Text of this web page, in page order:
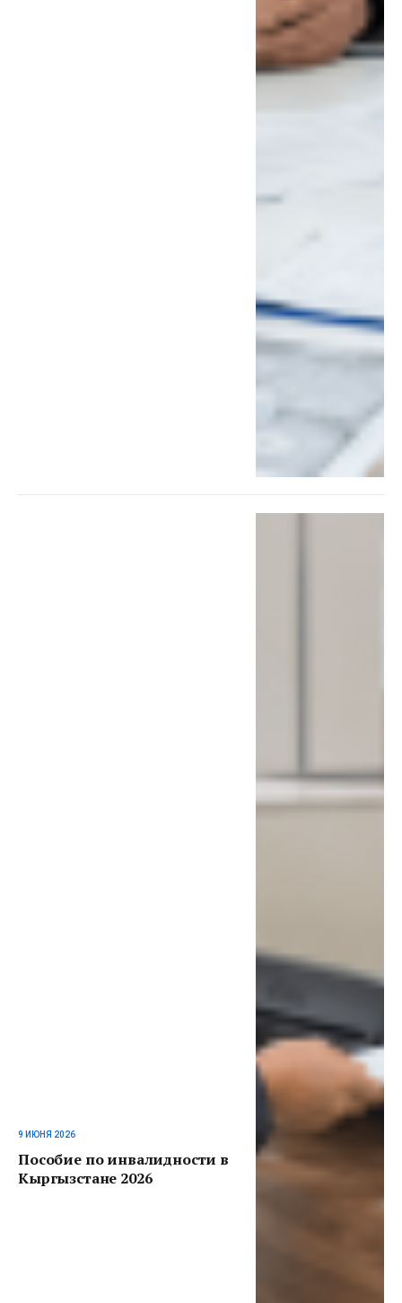
9 ИЮНЯ 2026
Пособие по инвалидности в
Кыргызстане 2026